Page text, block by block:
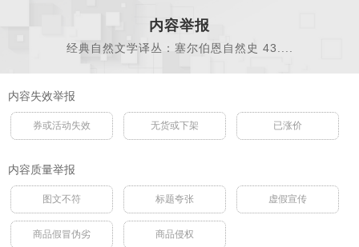
内容举报
经典自然文学译丛：塞尔伯恩自然史 43....
内容失效举报
券或活动失效 无货或下架 已涨价
内容质量举报
图文不符 标题夸张 虚假宣传
商品假冒伪劣 商品侵权